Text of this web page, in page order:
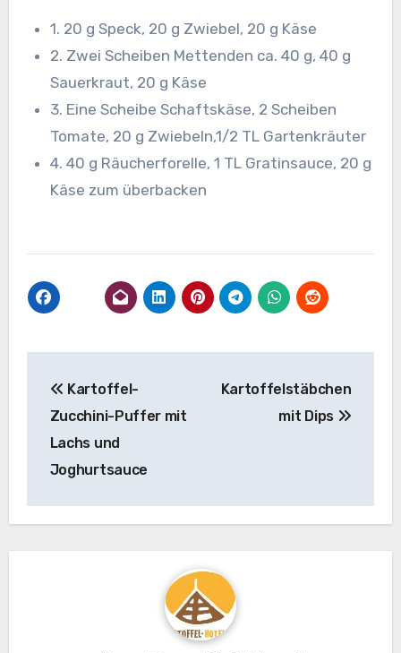
1. 20 g Speck, 20 g Zwiebel, 20 g Käse
2. Zwei Scheiben Mettenden ca. 40 g, 40 g
Sauerkraut, 20 g Käse
3. Eine Scheibe Schaftskäse, 2 Scheiben
Tomate, 20 g Zwiebeln,1/2 TL Gartenkräuter
4. 40 g Räucherforelle, 1 TL Gratinsauce, 20 g
Käse zum überbacken
Kartoffel-
Zucchini-Puffer mit
Lachs und
Joghurtsauce
Kartoffelstäbchen
mit Dips